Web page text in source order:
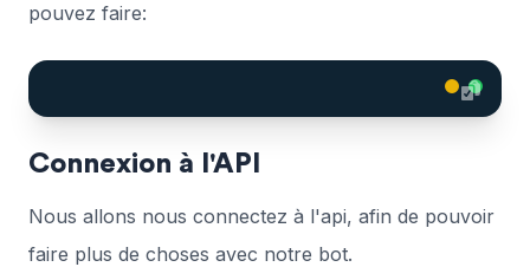
pouvez faire:
Connexion à l'API
Nous allons nous connectez à l'api, afin de pouvoir
faire plus de choses avec notre bot.